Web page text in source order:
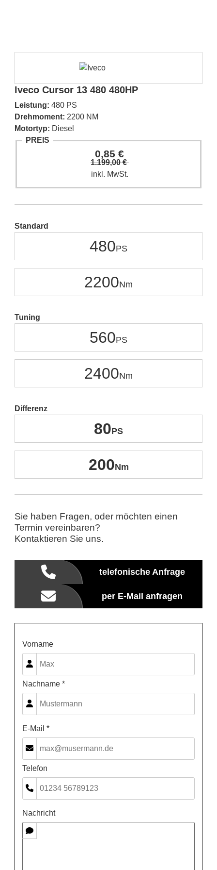
Iveco Cursor 13 480 480HP
Leistung: 480 PS
Drehmoment: 2200 NM
Motortyp: Diesel
PREIS
0,85 €
1.199,00 €
inkl. MwSt.
Standard
480
2200
Tuning
560
2400
Differenz
80
200
Sie haben Fragen, oder möchten einen
Termin vereinbaren?
Kontaktieren Sie uns.
telefonische Anfrage
per E-Mail anfragen
Vorname
Nachname *
E-Mail *
Telefon
Nachricht